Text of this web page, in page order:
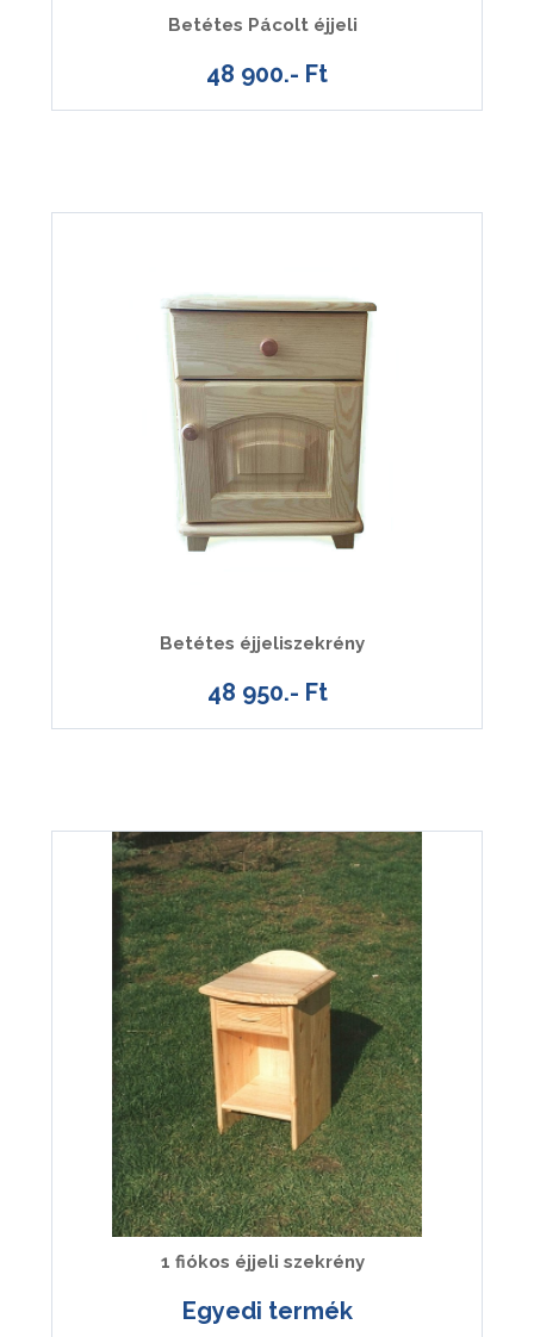
Betétes Pácolt éjjeli
48 900.- Ft
Betétes éjjeliszekrény
48 950.- Ft
1 fiókos éjjeli szekrény
Egyedi termék